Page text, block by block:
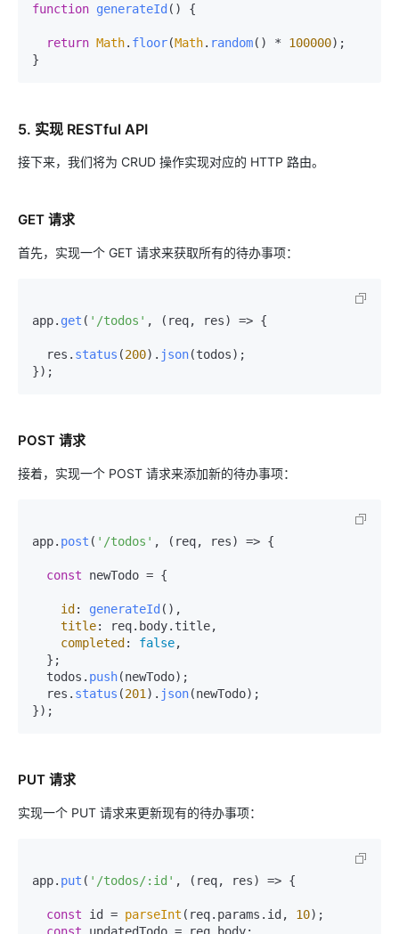
function generateId ( ) {
return Math. floor(Math. random() * 100000);
5. 实现 RESTful API
接下来，我们将为 CRUD 操作实现对应的 HTTP 路由。
GET 请求
首先，实现一个 GET 请求来获取所有的待办事项：
app. get ( '/todos' , ( req, res) => {
  res.
status (200). json(todos);
POST 请求
接着，实现一个 POST 请求来添加新的待办事项：
app. post ( '/todos' , ( req, res) => {
const newTodo = {
id : generateId (),
title: req. body. title,
completed : false,
  todos.
push(newTodo);
  res.
status (201 ). json(newTodo);
PUT 请求
实现一个 PUT 请求来更新现有的待办事项：
app. put ( '/todos/:id' , ( req, res) => {
const id = parseInt (req. params . id , 10);